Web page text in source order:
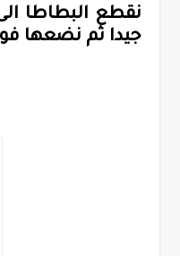
نقطع البطاطا
جيدا ثم نضعها